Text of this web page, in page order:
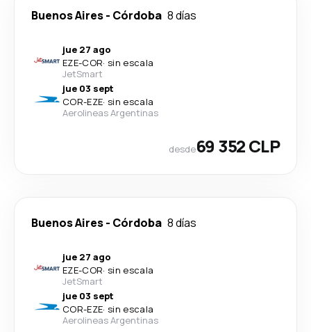
Buenos Aires- Córdoba 8 días
jue 27 ago
EZE-COR· sin escala
JetSmart
jue 03 sept
COR-EZE· sin escala
Aerolineas Argentinas
desde69 352 CLP
Buenos Aires- Córdoba 8 días
jue 27 ago
EZE-COR· sin escala
JetSmart
jue 03 sept
COR-EZE· sin escala
Aerolineas Argentinas